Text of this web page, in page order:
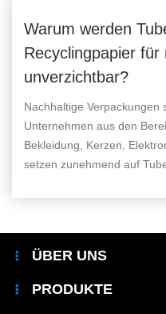
Warum werden
Recyclingpapier
unverzichtbar?
Nachhaltige Verpackungen
Unternehmen aus den
Bekleidung, Kerzen,
setzen zunehmend auf
die Kundenwahrnehmung
ÜBER UNS
PRODUKTE